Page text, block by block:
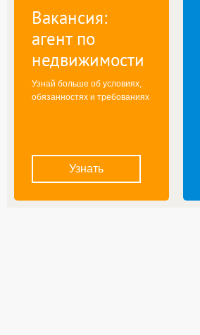
Вакансия:
агент по
недвижимости
Узнай больше об условиях,
обязанностях и требованиях
Узнать